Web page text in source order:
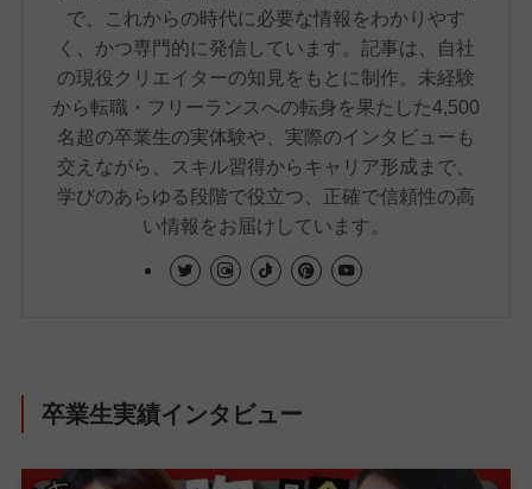
で、これからの時代に必要な情報をわかりやす
く、かつ専門的に発信しています。記事は、自社
の現役クリエイターの知見をもとに制作。未経験
から転職・フリーランスへの転身を果たした4,500
名超の卒業生の実体験や、実際のインタビューも
交えながら、スキル習得からキャリア形成まで、
学びのあらゆる段階で役立つ、正確で信頼性の高
い情報をお届けしています。
卒業生実績インタビュー